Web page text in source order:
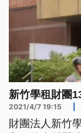
新竹學租財團
2021/4/7 19:15
財團法人新竹